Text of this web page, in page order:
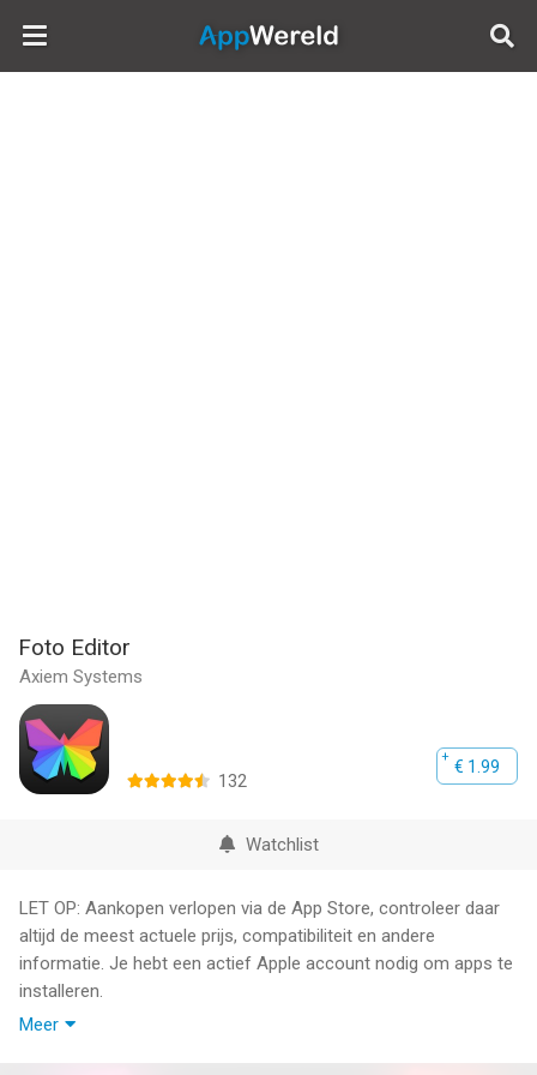
AppWereld
Foto Editor
Axiem Systems
€ 1.99
132
Watchlist
LET OP: Aankopen verlopen via de App Store, controleer daar
altijd de meest actuele prijs, compatibiliteit en andere
informatie. Je hebt een actief Apple account nodig om apps te
installeren.
Meer